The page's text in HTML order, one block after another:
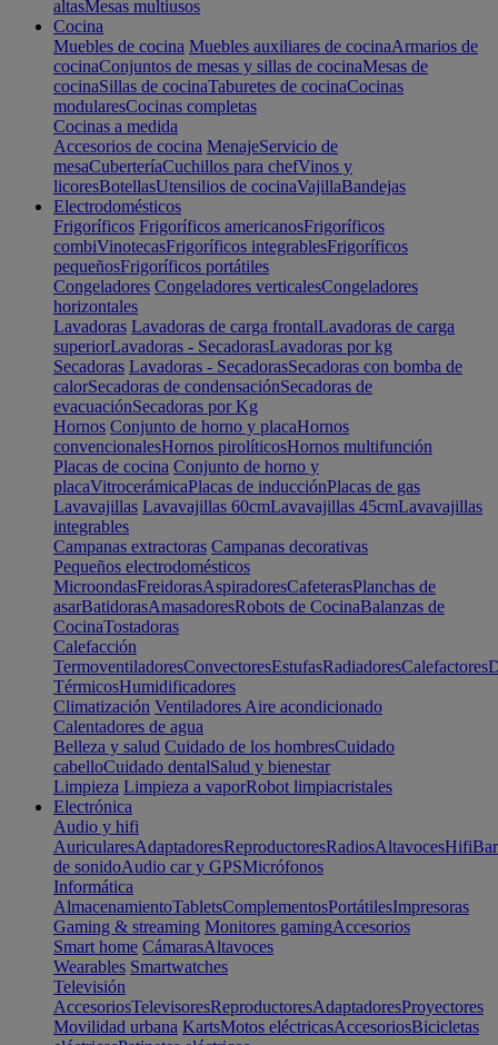
altasMesas multiusos
Cocina
Muebles de cocina Muebles auxiliares de cocinaArmarios de
cocinaConjuntos de mesas y sillas de cocinaMesas de
cocinaSillas de cocinaTaburetes de cocinaCocinas
modularesCocinas completas
Cocinas a medida
Accesorios de cocina MenajeServicio de
mesaCuberteríaCuchillos para chefVinos y
licoresBotellasUtensilios de cocinaVajillaBandejas
Electrodomésticos
Frigoríficos Frigoríficos americanosFrigoríficos
combiVinotecasFrigoríficos integrablesFrigoríficos
pequeñosFrigoríficos portátiles
Congeladores Congeladores verticalesCongeladores
horizontales
Lavadoras Lavadoras de carga frontalLavadoras de carga
superiorLavadoras - SecadorasLavadoras por kg
Secadoras Lavadoras - SecadorasSecadoras con bomba de
calorSecadoras de condensaciónSecadoras de
evacuaciónSecadoras por Kg
Hornos Conjunto de horno y placaHornos
convencionalesHornos pirolíticosHornos multifunción
Placas de cocina Conjunto de horno y
placaVitrocerámicaPlacas de inducciónPlacas de gas
Lavavajillas Lavavajillas 60cmLavavajillas 45cmLavavajillas
integrables
Campanas extractoras Campanas decorativas
Pequeños electrodomésticos
MicroondasFreidorasAspiradoresCafeterasPlanchas de
asarBatidorasAmasadoresRobots de CocinaBalanzas de
CocinaTostadoras
Calefacción
TermoventiladoresConvectoresEstufasRadiadoresCalefactores
TérmicosHumidificadores
Climatización Ventiladores Aire acondicionado
Calentadores de agua
Belleza y salud Cuidado de los hombresCuidado
cabelloCuidado dentalSalud y bienestar
Limpieza Limpieza a vaporRobot limpiacristales
Electrónica
Audio y hifi
AuricularesAdaptadoresReproductoresRadiosAltavocesHifi
de sonidoAudio car y GPSMicrófonos
Informática
AlmacenamientoTabletsComplementosPortátilesImpresoras
Gaming & streaming Monitores gamingAccesorios
Smart home CámarasAltavoces
Wearables Smartwatches
Televisión
AccesoriosTelevisoresReproductoresAdaptadoresProyectores
Movilidad urbana KartsMotos eléctricasAccesoriosBicicletas